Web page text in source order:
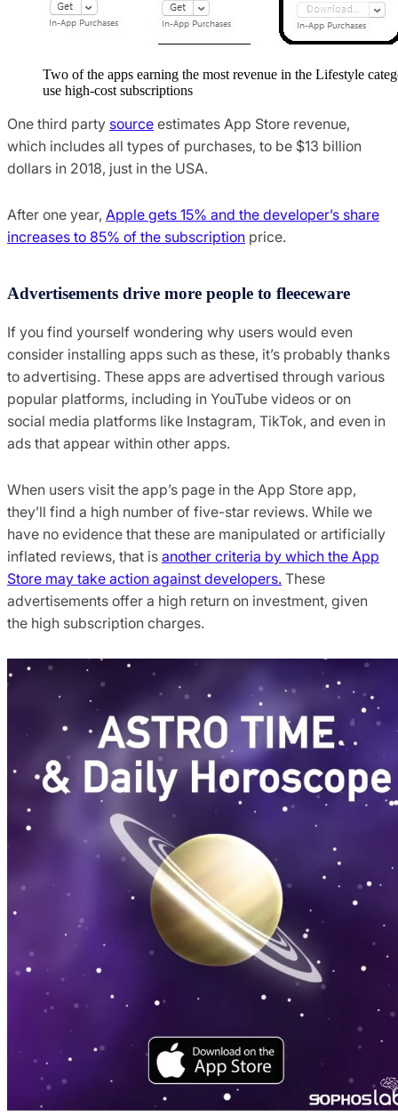
Two of the apps earning the most revenue in the Lifestyle
use high-cost subscriptions
One third party source estimates App Store revenue,
which includes all types of purchases, to be $13 billion
dollars in 2018, just in the USA.
After one year, Apple gets 15% and the developer’s share
increases to 85% of the subscription price.
Advertisements drive more people to fleeceware
If you find yourself wondering why users would even
consider installing apps such as these, it’s probably thanks
to advertising. These apps are advertised through various
popular platforms, including in YouTube videos or on
social media platforms like Instagram, TikTok, and even in
ads that appear within other apps.
When users visit the app’s page in the App Store app,
they’ll find a high number of five-star reviews. While we
have no evidence that these are manipulated or artificially
inflated reviews, that is another criteria by which the App
Store may take action against developers. These
advertisements offer a high return on investment, given
the high subscription charges.